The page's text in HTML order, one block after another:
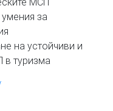
за
на устойчиви и
в туризма